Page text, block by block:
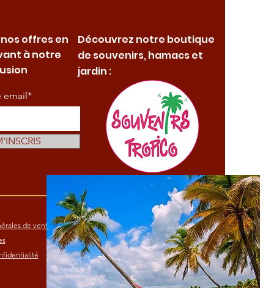
offres en
à notre
email*
de vente
Découvrez notre boutique
de souvenirs, hamacs et
jardin :